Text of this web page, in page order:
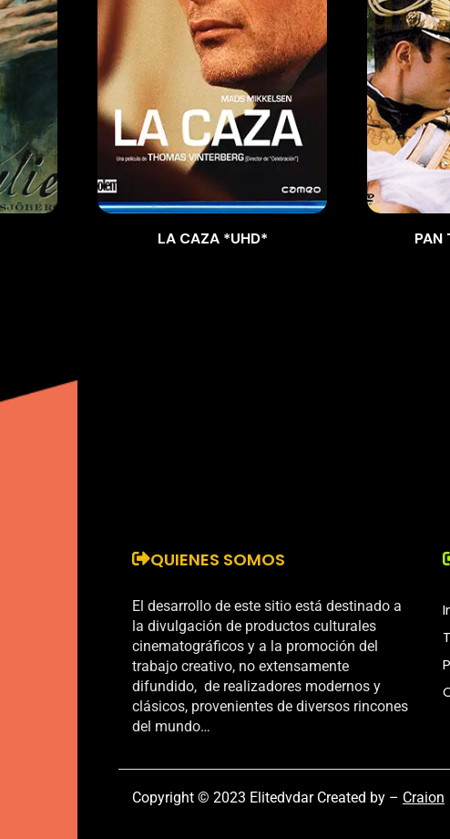
LA CAZA *UHD* PAN
QUIENES SOMOS
El desarrollo de este sitio está destinado a
la divulgación de productos culturales
cinematográficos y a la promoción del
trabajo creativo, no extensamente
difundido, de realizadores modernos y
clásicos, provenientes de diversos rincones
del mundo…
Copyright © 2023 Elitedvdar Created by – Craion